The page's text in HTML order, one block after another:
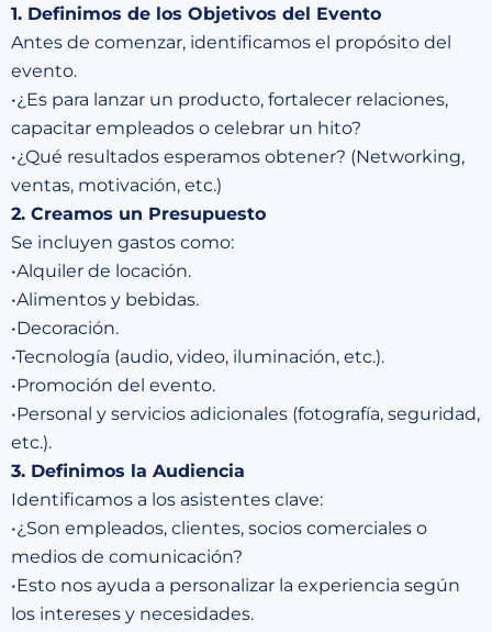
1. Definimos de los Objetivos del Evento
Antes de comenzar, identificamos el propósito del
evento.
•¿Es para lanzar un producto, fortalecer relaciones,
capacitar empleados o celebrar un hito?
•¿Qué resultados esperamos obtener? (Networking,
ventas, motivación, etc.)
2. Creamos un Presupuesto
Se incluyen gastos como:
•Alquiler de locación.
•Alimentos y bebidas.
•Decoración.
•Tecnología (audio, video, iluminación, etc.).
•Promoción del evento.
•Personal y servicios adicionales (fotografía, seguridad,
etc.).
3. Definimos la Audiencia
Identificamos a los asistentes clave:
•¿Son empleados, clientes, socios comerciales o
medios de comunicación?
•Esto nos ayuda a personalizar la experiencia según
los intereses y necesidades.